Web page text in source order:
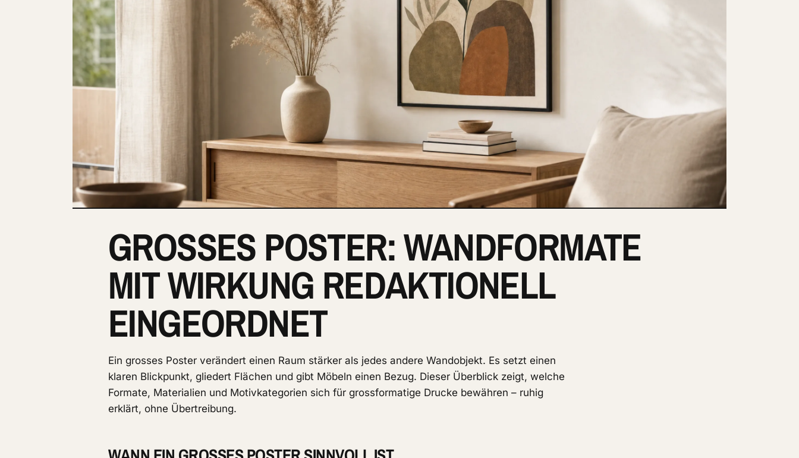
GROSSES POSTER: WANDFORMATE
MIT WIRKUNG REDAKTIONELL
EINGEORDNET
Ein grosses Poster verändert einen Raum stärker als jedes andere Wandobjekt. Es setzt einen
klaren Blickpunkt, gliedert Flächen und gibt Möbeln einen Bezug. Dieser Überblick zeigt, welche
Formate, Materialien und Motivkategorien sich für grossformatige Drucke bewähren – ruhig
erklärt, ohne Übertreibung.